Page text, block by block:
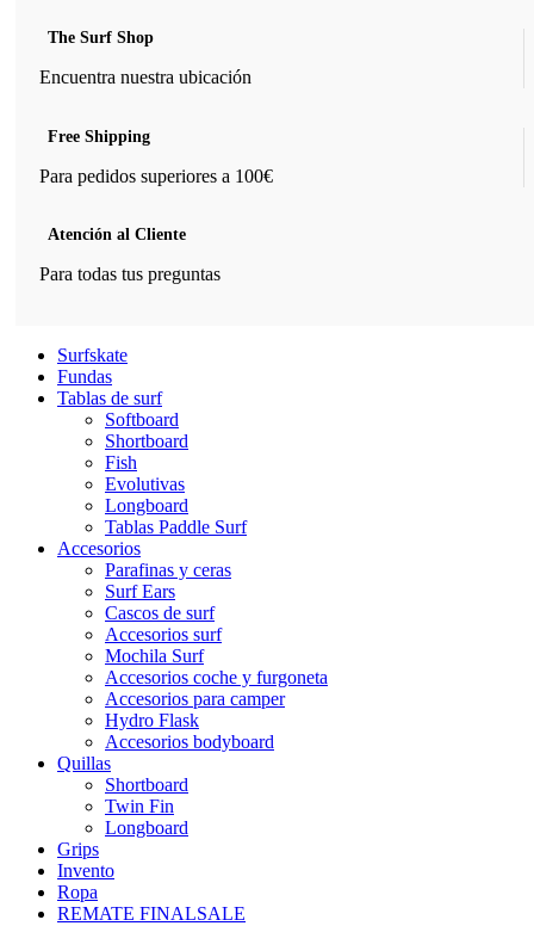
The Surf Shop
Encuentra nuestra ubicación
Free Shipping
Para pedidos superiores a 100€
Atención al Cliente
Para todas tus preguntas
Surfskate
Fundas
Tablas de surf
Softboard
Shortboard
Fish
Evolutivas
Longboard
Tablas Paddle Surf
Accesorios
Parafinas y ceras
Surf Ears
Cascos de surf
Accesorios surf
Mochila Surf
Accesorios coche y furgoneta
Accesorios para camper
Hydro Flask
Accesorios bodyboard
Quillas
Shortboard
Twin Fin
Longboard
Grips
Invento
Ropa
REMATE FINALSALE